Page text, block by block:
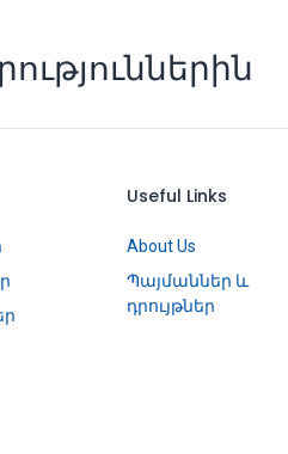
Useful Links
About Us
Պայմաններ և
դրույթներ